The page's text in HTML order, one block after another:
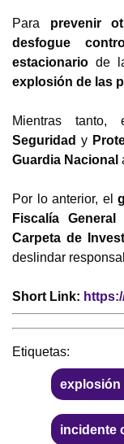
Para prevenir
desfogue
estacionario de
explosión de las
Mientras
Seguridad y
Guardia Nacional
Por lo anterior, el
Fiscalía
Carpeta de
deslindar
Short Link:
Etiquetas:
explosión
incidente